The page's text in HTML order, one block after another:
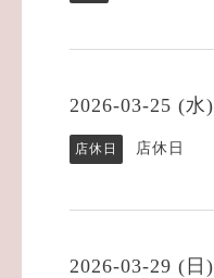
2026-03-25 (水)
店休日 店休日
2026-03-29 (日)